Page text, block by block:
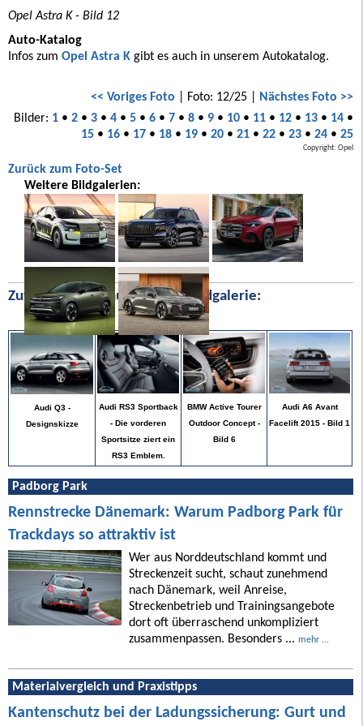
Opel Astra K - Bild 12
Auto-Katalog
Infos zum Opel Astra K gibt es auch in unserem Autokatalog.
<< Voriges Foto | Foto: 12/25 | Nächstes Foto >>
Bilder: 1• 2• 3• 4• 5• 6• 7• 8• 9• 10• 11• 12• 13• 14•
15• 16• 17• 18• 19• 20• 21• 22• 23• 24• 25
Copyright: Opel
Zurück zum Foto-Set
Weitere Bildgalerien:
Zufällige Bilder aus unserer Bildgalerie:
Audi Q3 -
Designskizze
Audi RS3 Sportback
- Die vorderen
Sportsitze ziert ein
RS3 Emblem.
BMW Active Tourer
Outdoor Concept -
Bild 6
Audi A6 Avant
Facelift 2015 - Bild 1
Padborg Park
Rennstrecke Dänemark: Warum Padborg Park für
Trackdays so attraktiv ist
Wer aus Norddeutschland kommt und
Streckenzeit sucht, schaut zunehmend
nach Dänemark, weil Anreise,
Streckenbetrieb und Trainingsangebote
dort oft überraschend unkompliziert
zusammenpassen. Besonders ... mehr ...
Materialvergleich und Praxistipps
Kantenschutz bei der Ladungssicherung: Gurt und